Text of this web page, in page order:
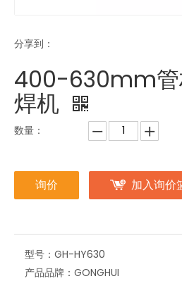
分享到：
400-630mm管
焊机
数量：
询价 加入询价
型号： GH-HY630
产品品牌： GONGHUI